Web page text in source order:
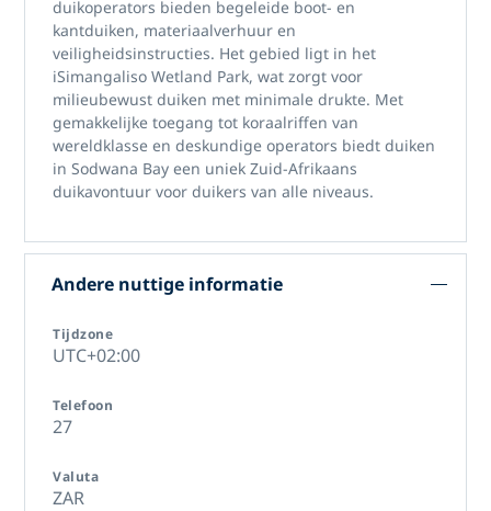
duikoperators bieden begeleide boot- en
kantduiken, materiaalverhuur en
veiligheidsinstructies. Het gebied ligt in het
iSimangaliso Wetland Park, wat zorgt voor
milieubewust duiken met minimale drukte. Met
gemakkelijke toegang tot koraalriffen van
wereldklasse en deskundige operators biedtduiken
in Sodwana Bay een uniek Zuid-Afrikaans
duikavontuur voor duikers van alle niveaus.
Andere nuttige informatie
Tijdzone
UTC+02:00
Telefoon
27
Valuta
ZAR